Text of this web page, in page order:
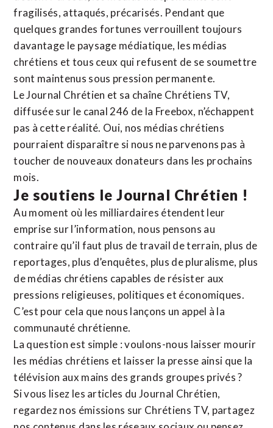
fragilisés, attaqués, précarisés. Pendant que
quelques grandes fortunes verrouillent toujours
davantage le paysage médiatique, les médias
chrétiens et tous ceux qui refusent de se soumettre
sont maintenus sous pression permanente.
Le Journal Chrétien et sa chaîne Chrétiens TV,
diffusée sur le canal 246 de la Freebox, n’échappent
pas à cette réalité. Oui, nos médias chrétiens
pourraient disparaître si nous ne parvenons pas à
toucher de nouveaux donateurs dans les prochains
mois.
Je soutiens le Journal Chrétien !
Au moment où les milliardaires étendent leur
emprise sur l’information, nous pensons au
contraire qu’il faut plus de travail de terrain, plus de
reportages, plus d’enquêtes, plus de pluralisme, plus
de médias chrétiens capables de résister aux
pressions religieuses, politiques et économiques.
C’est pour cela que nous lançons un appel à la
communauté chrétienne.
La question est simple : voulons-nous laisser mourir
les médias chrétiens et laisser la presse ainsi que la
télévision aux mains des grands groupes privés ?
Si vous lisez les articles du Journal Chrétien,
regardez nos émissions sur Chrétiens TV, partagez